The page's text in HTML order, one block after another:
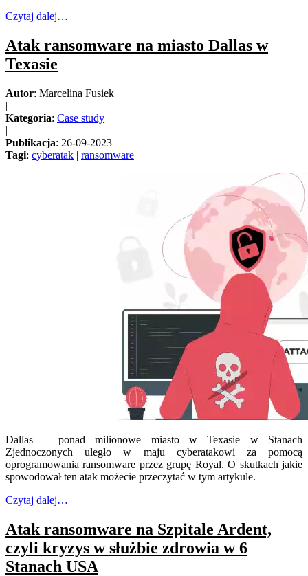
Czytaj dalej…
Atak ransomware na miasto Dallas w
Texasie
Autor: Marcelina Fusiek
|
Kategoria: Case study
|
Publikacja: 26-09-2023
Tagi: cyberatak | ransomware
Dallas – ponad milionowe miasto w Texasie w Stanach
Zjednoczonych uległo w maju cyberatakowi za pomocą
oprogramowania ransomware przez grupę Royal. O skutkach jakie
spowodował ten atak możecie przeczytać w tym artykule.
Czytaj dalej…
Atak ransomware na Szpitale Ardent,
czyli kryzys w służbie zdrowia w 6
Stanach USA